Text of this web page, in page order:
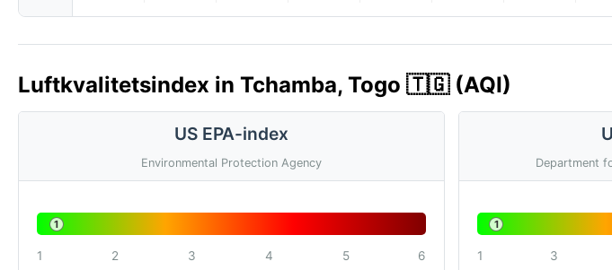
Luftkvalitetsindex in Tchamba, Togo 🇹🇬 (AQI)
US EPA-index
Environmental Protection Agency
1
1 2 3 4 5 6
Department
1
1 3